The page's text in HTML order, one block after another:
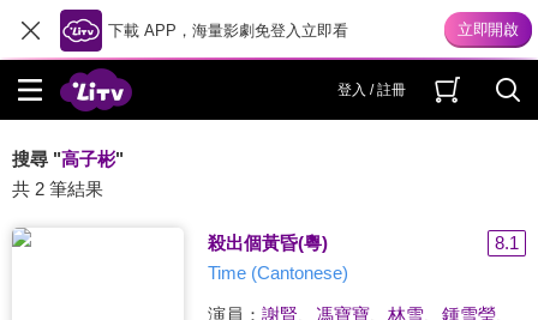
下載 APP，海量影劇免登入立即看
登入 / 註冊
搜尋 "高子彬"
共 2 筆結果
殺出個黃昏(粵)
8.1
Time (Cantonese)
演員： 謝賢 馮寶寶、 林雪、 鍾雪瑩、